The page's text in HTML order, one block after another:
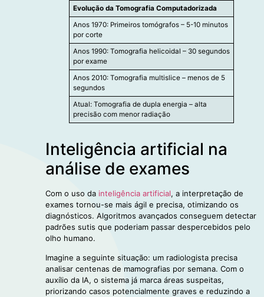
Evolução da Tomografia Computadorizada
Anos 1970: Primeiros tomógrafos – 5-10 minutos
por corte
Anos 1990: Tomografia helicoidal – 30 segundos
por exame
Anos 2010: Tomografia multislice – menos de 5
segundos
Atual: Tomografia de dupla energia – alta
precisão com menor radiação
Inteligência artificial na
análise de exames
Com o uso da inteligência artificial, a interpretação de
exames tornou-se mais ágil e precisa, otimizando os
diagnósticos. Algoritmos avançados conseguem detectar
padrões sutis que poderiam passar despercebidos pelo
olho humano.
Imagine a seguinte situação: um radiologista precisa
analisar centenas de mamografias por semana. Com o
auxílio da IA, o sistema já marca áreas suspeitas,
priorizando casos potencialmente graves e reduzindo a